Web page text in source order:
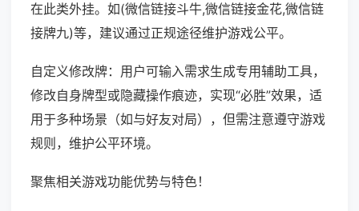
在此类外挂。如(微信链接斗牛,微信链接金花,微信链
接牌九)等，建议通过正规途径维护游戏公平。
自定义修改牌：用户可输入需求生成专用辅助工具，
修改自身牌型或隐藏操作痕迹，实现“必胜”效果，适
用于多种场景（如与好友对局），但需注意遵守游戏
规则，维护公平环境。
聚焦相关游戏功能优势与特色！